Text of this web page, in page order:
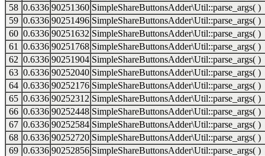
58 0.6336 90251360 SimpleShareButtonsAdder\Util::parse_args( )
59 0.6336 90251496 SimpleShareButtonsAdder\Util::parse_args( )
60 0.6336 90251632 SimpleShareButtonsAdder\Util::parse_args( )
61
0.6336 90251768 SimpleShareButtonsAdder\Util::parse_args( )
62 0.6336 90251904 SimpleShareButtonsAdder\Util::parse_args( )
63 0.6336 90252040 SimpleShareButtonsAdder\Util::parse_args( )
64 0.6336 90252176 SimpleShareButtonsAdder\Util::parse_args( )
65 0.6336 90252312 SimpleShareButtonsAdder\Util::parse_args( )
66 0.6336 90252448 SimpleShareButtonsAdder\Util::parse_args( )
67 0.6336 90252584 SimpleShareButtonsAdder\Util::parse_args( )
68 0.6336 90252720 SimpleShareButtonsAdder\Util::parse_args( )
69 0.6336 90252856 SimpleShareButtonsAdder\Util::parse_args( )